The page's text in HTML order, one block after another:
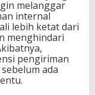
melanggar
internal
lebih ketat dari
menghindari
pengiriman
ada